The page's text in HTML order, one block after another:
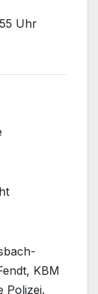
Uhr
KBM
Polizei.